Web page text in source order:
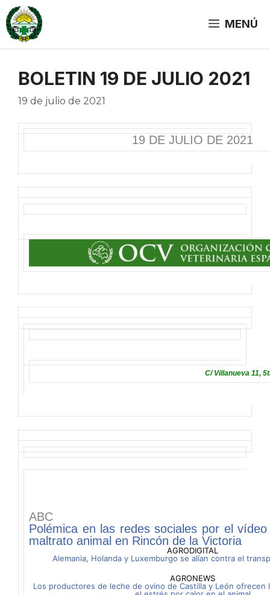
Saltar
al
contenido
MENÚ
BOLETIN 19 DE JULIO 2021
19 de julio de 2021
19 DE JULIO DE 2021
C/ Villanueva 11,
ABC
Polémica en las redes sociales por el
maltrato animal en Rincón de la Victoria
AGRODIGITAL
Alemania, Holanda y Luxemburgo se alían contra el
AGRONEWS
Los productores de leche de ovino de Castilla y León ofrecen